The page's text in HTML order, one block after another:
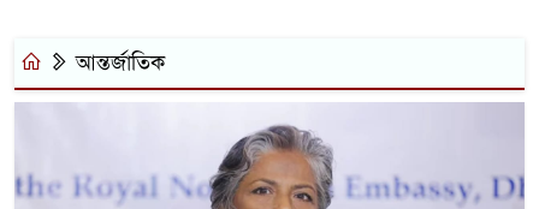
নবীনগরে সন্ত্রাসীদের হামলায়
গ্রেফতার ৫
আন্তর্জাতিক